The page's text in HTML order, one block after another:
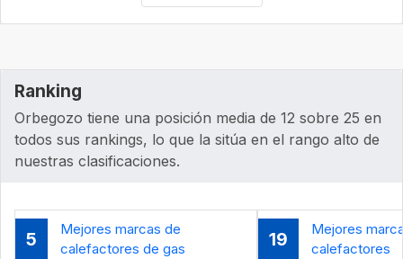
Ranking
Orbegozo tiene una posición media de 12 sobre 25 en
todos sus rankings, lo que la sitúa en el rango alto de
nuestras clasificaciones.
5
Mejores marcas de
calefactores de gas
19
Mejores
calefactores